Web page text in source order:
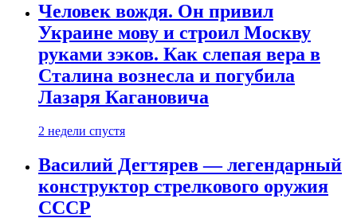
Человек вождя. Он привил
Украине мову и строил Москву
руками зэков. Как слепая вера в
Сталина вознесла и погубила
Лазаря Кагановича
2 недели спустя
Василий Дегтярев — легендарный
конструктор стрелкового оружия
СССР